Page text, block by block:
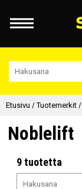
Etusivu /Tuotemerkit /
Noblelift
9 tuotetta